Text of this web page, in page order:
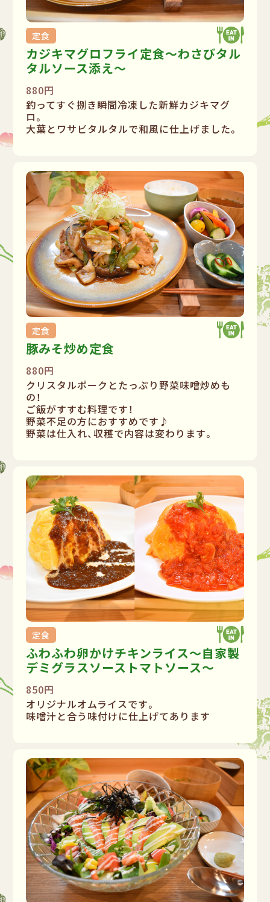
定食
カジキマグロフライ定食〜わさびタル
タルソース添え〜
880円
釣ってすぐ捌き瞬間冷凍した新鮮カジキマグ
ロ。
大葉とワサビタルタルで和風に仕上げました。
定食
豚みそ炒め定食
880円
クリスタルポークとたっぷり野菜味噌炒めも
の！
ご飯がすすむ料理です！
野菜不足の方におすすめです♪
野菜は仕入れ、収穫で内容は変わります。
定食
ふわふわ卵かけチキンライス〜自家製
デミグラスソーストマトソース〜
850円
オリジナルオムライスです。
味噌汁と合う味付けに仕上げてあります